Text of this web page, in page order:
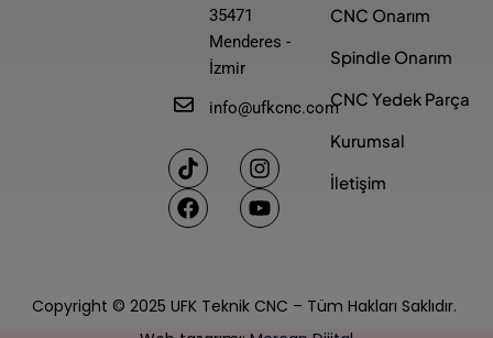
35471
Menderes -
İzmir
info@ufkcnc.com
T
i
k
t
I
n
s
t
a
F
a
c
e
k
Y
o
u
t
CNC Onarım
Spindle Onarım
CNC Yedek Parça
Kurumsal
İletişim
Copyright © 2025 UFK Teknik CNC – Tüm Hakları Saklıdır.